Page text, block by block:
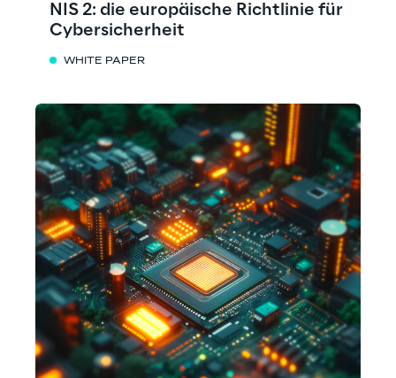
NIS 2: die europäische Richtlinie für
Cybersicherheit
WHITE PAPER